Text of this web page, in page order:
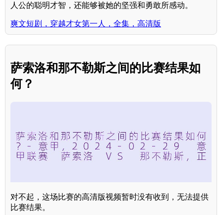
人公的聪明才智，还能够被她的坚强和勇敢所感动。
爽文短剧，穿越才女第一人，全集，高清版
萨索洛和那不勒斯之间的比赛结果如
何？
对不起，这场比赛的高清版视频暂时没有收到，无法提供
比赛结果。